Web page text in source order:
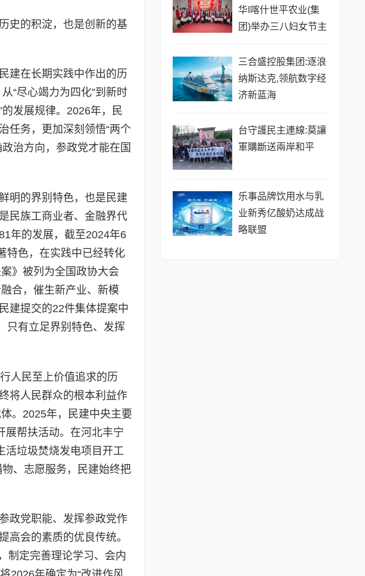
史的积淀，也是创新的基
建在长期实践中作出的历
“尽心竭力为四化”到新时
发展规律。2026年，民
任务，更加深刻领悟“两个
治方向，参政党才能在国
明的界别特色，也是民建
民族工商业者、金融界代
年的发展，截至2024年6
特色，在实践中已经转化
》被列为全国政协大会
合，催生新产业、新模
建提交的22件集体提案中
只有立足界别特色、发挥
人民至上价值追求的历
将人民群众的根本利益作
。2025年，民建中央主要
展帮扶活动。在河北丰宁
活垃圾焚烧发电项目开工
、志愿服务，民建始终把
政党职能、发挥参政党作
高会的素质的优良传统。
制定完善理论学习、会内
华I喀什世平农业(集
团)举办三八妇女节主
三合盛控股集团:逐浪
纳斯达克,领航数字经
济新蓝海
台守護民主連線:莫讓
軍購斷送兩岸和平
乐事品牌饮用水与乳
业新秀亿酸奶达成战
略联盟